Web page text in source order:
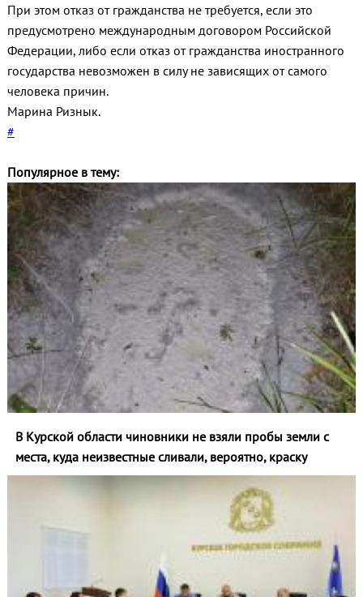
При этом отказ от гражданства не требуется, если это
предусмотрено международным договором Российской
Федерации, либо если отказ от гражданства иностранного
государства невозможен в силу не зависящих от самого
человека причин.
Марина Ризнык.
#
Популярное в тему:
В Курской области чиновники не взяли пробы земли с
места, куда неизвестные сливали, вероятно, краску